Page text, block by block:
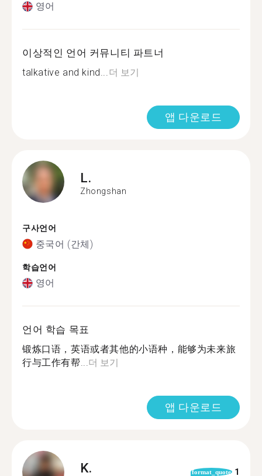
영어
이상적인 언어 커뮤니티 파트너
talkative and kind...더 보기
앱 다운로드
L.
Zhongshan
구사언어
중국어 (간체)
학습언어
영어
언어 학습 목표
锻炼口语，英语或者其他的小语种，能够为未来旅
行与工作有帮...더 보기
앱 다운로드
K. format_quote 1